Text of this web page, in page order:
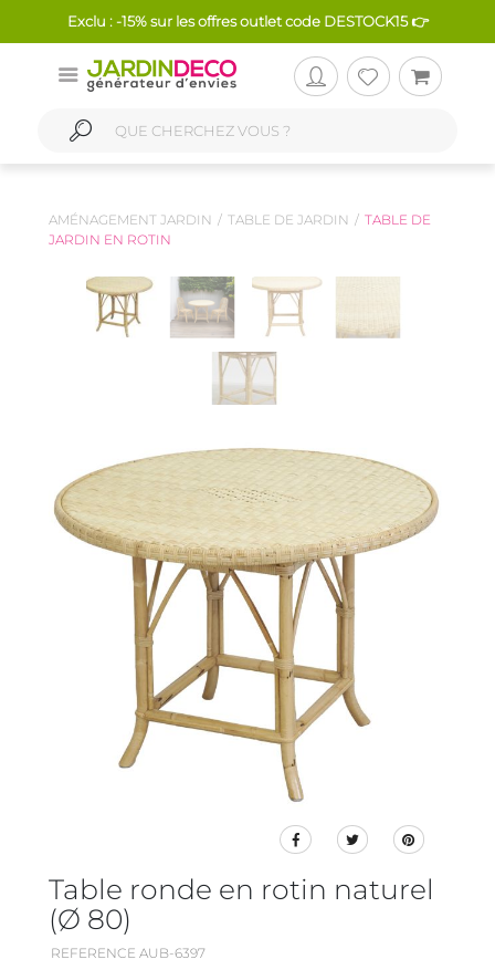
Exclu : -15% sur les offres outlet code DESTOCK15 👉
AMÉNAGEMENT JARDIN TABLE DE JARDIN
TABLE DE
JARDIN EN ROTIN
Table ronde en rotin naturel
(Ø 80)
REFERENCE AUB-6397